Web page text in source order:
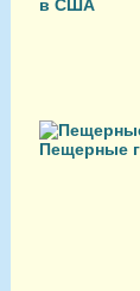
в США
Пещерные